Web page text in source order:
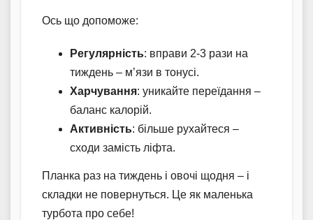
Ось що допоможе:
Регулярність: вправи 2-3 рази на
тиждень – м’язи в тонусі.
Харчування: уникайте переїдання –
баланс калорій.
Активність: більше рухайтеся –
сходи замість ліфта.
Планка раз на тиждень і овочі щодня – і
складки не повернуться. Це як маленька
турбота про себе!